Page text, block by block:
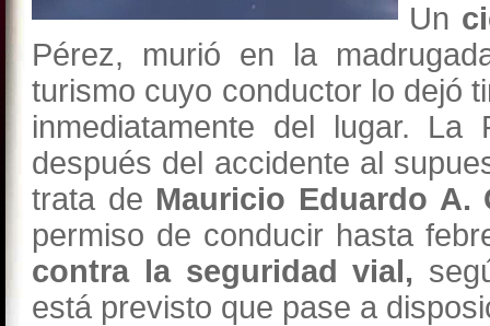
Un
Pérez, murió en la
turismo cuyo conductor lo dejó
inmediatamente del lugar. La
después del accidente al
trata de Mauricio Eduardo A.
permiso de conducir hasta
contra la seguridad vial,
está previsto que pase a